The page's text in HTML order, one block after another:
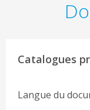
Catalogues
Langue du